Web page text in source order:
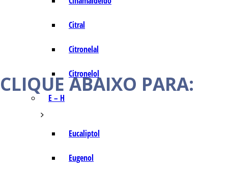
Citral
Citronelal
Citronelol
E – H
Eucaliptol
Eugenol
CLIQUE ABAIXO PARA: